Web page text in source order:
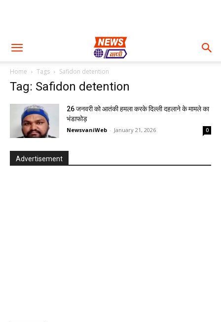
Home Tags Safidon detention
Tag: Safidon detention
26 जनवरी को आतंकी हमला करके दिल्ली दहलाने के मामले का
भंडाफोड़
NewsvaniWeb - January 21, 2026 0
Advertisement